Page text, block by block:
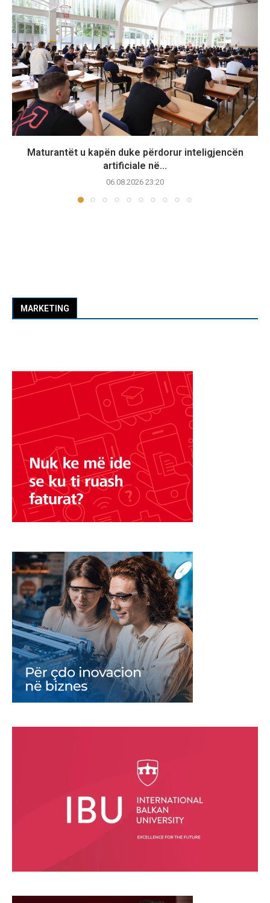
Maturantët u kapën duke përdorur inteligjencën
artificiale në...
06.08.2026 23:20
MARKETING